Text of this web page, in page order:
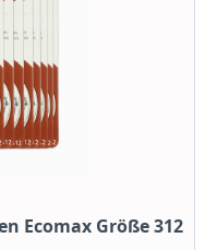
Ecomax Größe 312